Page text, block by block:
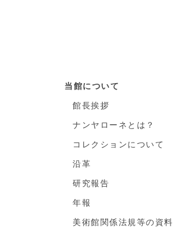
当館について
館長挨拶
ナンヤローネとは？
コレクションについて
沿革
研究報告
年報
美術館関係法規等の資料